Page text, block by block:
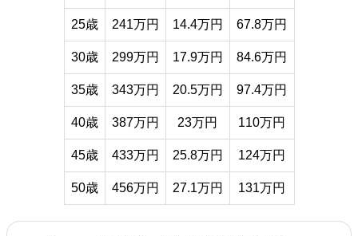
25歳 241万円 14.4万円 67.8万円
30歳 299万円 17.9万円 84.6万円
35歳 343万円 20.5万円 97.4万円
40歳 387万円 23万円 110万円
45歳 433万円 25.8万円 124万円
50歳 456万円 27.1万円 131万円